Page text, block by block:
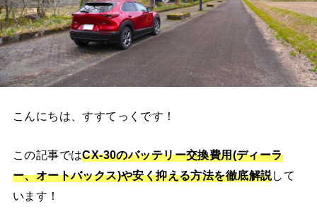
こんにちは、すすてっくです！
この記事ではCX-30のバッテリー交換費用(ディーラ
ー、オートバックス)や安く抑える方法を徹底解説して
います！